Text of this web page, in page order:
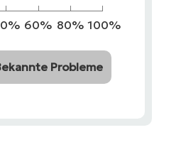
60% 80% 100%
Probleme